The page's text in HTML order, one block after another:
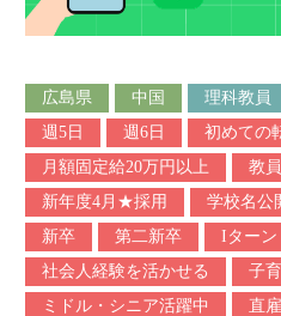
広島県 中国 理科教員
週5日
週6日
初めての
月額固定給20万円以上
教
新年度4月★採用
学校名公
新卒
第二新卒
Iターン
社会人経験を活かせる
子
ミドル・シニア活躍中
直